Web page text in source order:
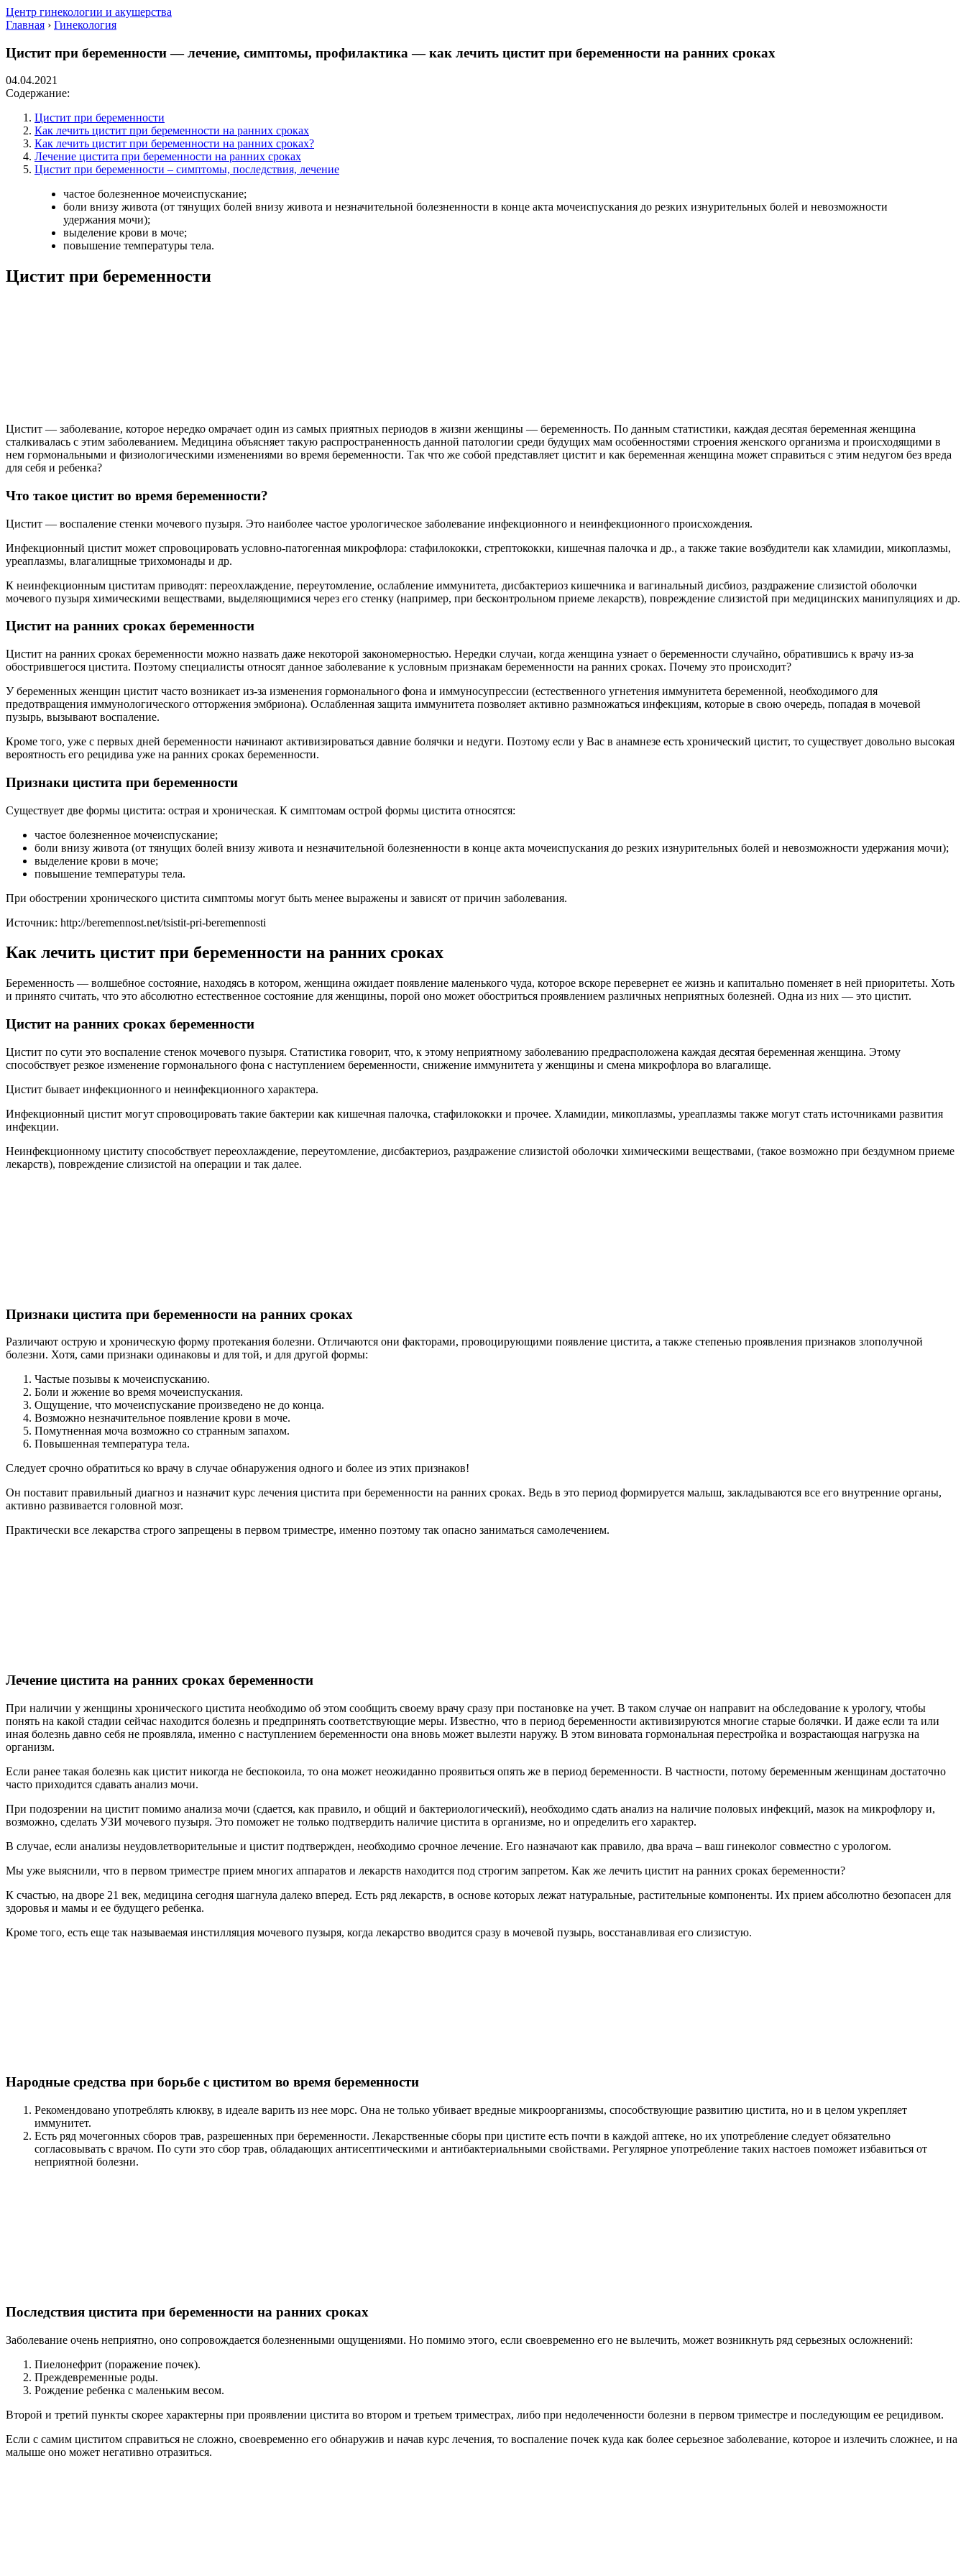
Центр гинекологии и акушерства
Главная › Гинекология
Цистит при беременности — лечение, симптомы, профилактика — как лечить цистит при беременности на ранних сроках
04.04.2021
Содержание:
Цистит при беременности
Как лечить цистит при беременности на ранних сроках
Как лечить цистит при беременности на ранних сроках?
Лечение цистита при беременности на ранних сроках
Цистит при беременности – симптомы, последствия, лечение
частое болезненное мочеиспускание;
боли внизу живота (от тянущих болей внизу живота и незначительной болезненности в конце акта мочеиспускания до резких изнурительных болей и невозможности
удержания мочи);
выделение крови в моче;
повышение температуры тела.
Цистит при беременности
Цистит — заболевание, которое нередко омрачает один из самых приятных периодов в жизни женщины — беременность. По данным статистики, каждая десятая беременная женщина
сталкивалась с этим заболеванием. Медицина объясняет такую распространенность данной патологии среди будущих мам особенностями строения женского организма и происходящими в
нем гормональными и физиологическими изменениями во время беременности. Так что же собой представляет цистит и как беременная женщина может справиться с этим недугом без вреда
для себя и ребенка?
Что такое цистит во время беременности?
Цистит — воспаление стенки мочевого пузыря. Это наиболее частое урологическое заболевание инфекционного и неинфекционного происхождения.
Инфекционный цистит может спровоцировать условно-патогенная микрофлора: стафилококки, стрептококки, кишечная палочка и др., а также такие возбудители как хламидии, микоплазмы,
уреаплазмы, влагалищные трихомонады и др.
К неинфекционным циститам приводят: переохлаждение, переутомление, ослабление иммунитета, дисбактериоз кишечника и вагинальный дисбиоз, раздражение слизистой оболочки
мочевого пузыря химическими веществами, выделяющимися через его стенку (например, при бесконтрольном приеме лекарств), повреждение слизистой при медицинских манипуляциях и др.
Цистит на ранних сроках беременности
Цистит на ранних сроках беременности можно назвать даже некоторой закономерностью. Нередки случаи, когда женщина узнает о беременности случайно, обратившись к врачу из-за
обострившегося цистита. Поэтому специалисты относят данное заболевание к условным признакам беременности на ранних сроках. Почему это происходит?
У беременных женщин цистит часто возникает из-за изменения гормонального фона и иммуносупрессии (естественного угнетения иммунитета беременной, необходимого для
предотвращения иммунологического отторжения эмбриона). Ослабленная защита иммунитета позволяет активно размножаться инфекциям, которые в свою очередь, попадая в мочевой
пузырь, вызывают воспаление.
Кроме того, уже с первых дней беременности начинают активизироваться давние болячки и недуги. Поэтому если у Вас в анамнезе есть хронический цистит, то существует довольно высокая
вероятность его рецидива уже на ранних сроках беременности.
Признаки цистита при беременности
Существует две формы цистита: острая и хроническая. К симптомам острой формы цистита относятся:
частое болезненное мочеиспускание;
боли внизу живота (от тянущих болей внизу живота и незначительной болезненности в конце акта мочеиспускания до резких изнурительных болей и невозможности удержания мочи);
выделение крови в моче;
повышение температуры тела.
При обострении хронического цистита симптомы могут быть менее выражены и зависят от причин заболевания.
Источник: http://beremennost.net/tsistit-pri-beremennosti
Как лечить цистит при беременности на ранних сроках
Беременность — волшебное состояние, находясь в котором, женщина ожидает появление маленького чуда, которое вскоре перевернет ее жизнь и капитально поменяет в ней приоритеты. Хоть
и принято считать, что это абсолютно естественное состояние для женщины, порой оно может обостриться проявлением различных неприятных болезней. Одна из них — это цистит.
Цистит на ранних сроках беременности
Цистит по сути это воспаление стенок мочевого пузыря. Статистика говорит, что, к этому неприятному заболеванию предрасположена каждая десятая беременная женщина. Этому
способствует резкое изменение гормонального фона с наступлением беременности, снижение иммунитета у женщины и смена микрофлора во влагалище.
Цистит бывает инфекционного и неинфекционного характера.
Инфекционный цистит могут спровоцировать такие бактерии как кишечная палочка, стафилококки и прочее. Хламидии, микоплазмы, уреаплазмы также могут стать источниками развития
инфекции.
Неинфекционному циститу способствует переохлаждение, переутомление, дисбактериоз, раздражение слизистой оболочки химическими веществами, (такое возможно при бездумном приеме
лекарств), повреждение слизистой на операции и так далее.
Признаки цистита при беременности на ранних сроках
Различают острую и хроническую форму протекания болезни. Отличаются они факторами, провоцирующими появление цистита, а также степенью проявления признаков злополучной
болезни. Хотя, сами признаки одинаковы и для той, и для другой формы:
Частые позывы к мочеиспусканию.
Боли и жжение во время мочеиспускания.
Ощущение, что мочеиспускание произведено не до конца.
Возможно незначительное появление крови в моче.
Помутненная моча возможно со странным запахом.
Повышенная температура тела.
Следует срочно обратиться ко врачу в случае обнаружения одного и более из этих признаков!
Он поставит правильный диагноз и назначит курс лечения цистита при беременности на ранних сроках. Ведь в это период формируется малыш, закладываются все его внутренние органы,
активно развивается головной мозг.
Практически все лекарства строго запрещены в первом триместре, именно поэтому так опасно заниматься самолечением.
Лечение цистита на ранних сроках беременности
При наличии у женщины хронического цистита необходимо об этом сообщить своему врачу сразу при постановке на учет. В таком случае он направит на обследование к урологу, чтобы
понять на какой стадии сейчас находится болезнь и предпринять соответствующие меры. Известно, что в период беременности активизируются многие старые болячки. И даже если та или
иная болезнь давно себя не проявляла, именно с наступлением беременности она вновь может вылезти наружу. В этом виновата гормональная перестройка и возрастающая нагрузка на
организм.
Если ранее такая болезнь как цистит никогда не беспокоила, то она может неожиданно проявиться опять же в период беременности. В частности, потому беременным женщинам достаточно
часто приходится сдавать анализ мочи.
При подозрении на цистит помимо анализа мочи (сдается, как правило, и общий и бактериологический), необходимо сдать анализ на наличие половых инфекций, мазок на микрофлору и,
возможно, сделать УЗИ мочевого пузыря. Это поможет не только подтвердить наличие цистита в организме, но и определить его характер.
В случае, если анализы неудовлетворительные и цистит подтвержден, необходимо срочное лечение. Его назначают как правило, два врача – ваш гинеколог совместно с урологом.
Мы уже выяснили, что в первом триместре прием многих аппаратов и лекарств находится под строгим запретом. Как же лечить цистит на ранних сроках беременности?
К счастью, на дворе 21 век, медицина сегодня шагнула далеко вперед. Есть ряд лекарств, в основе которых лежат натуральные, растительные компоненты. Их прием абсолютно безопасен для
здоровья и мамы и ее будущего ребенка.
Кроме того, есть еще так называемая инстилляция мочевого пузыря, когда лекарство вводится сразу в мочевой пузырь, восстанавливая его слизистую.
Народные средства при борьбе с циститом во время беременности
Рекомендовано употреблять клюкву, в идеале варить из нее морс. Она не только убивает вредные микроорганизмы, способствующие развитию цистита, но и в целом укрепляет
иммунитет.
Есть ряд мочегонных сборов трав, разрешенных при беременности. Лекарственные сборы при цистите есть почти в каждой аптеке, но их употребление следует обязательно
согласовывать с врачом. По сути это сбор трав, обладающих антисептическими и антибактериальными свойствами. Регулярное употребление таких настоев поможет избавиться от
неприятной болезни.
Последствия цистита при беременности на ранних сроках
Заболевание очень неприятно, оно сопровождается болезненными ощущениями. Но помимо этого, если своевременно его не вылечить, может возникнуть ряд серьезных осложнений:
Пиелонефрит (поражение почек).
Преждевременные роды.
Рождение ребенка с маленьким весом.
Второй и третий пункты скорее характерны при проявлении цистита во втором и третьем триместрах, либо при недолеченности болезни в первом триместре и последующим ее рецидивом.
Если с самим циститом справиться не сложно, своевременно его обнаружив и начав курс лечения, то воспаление почек куда как более серьезное заболевание, которое и излечить сложнее, и на
малыше оно может негативно отразиться.